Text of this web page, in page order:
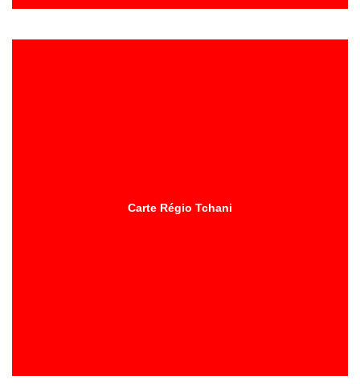
Carte Régio Tchani